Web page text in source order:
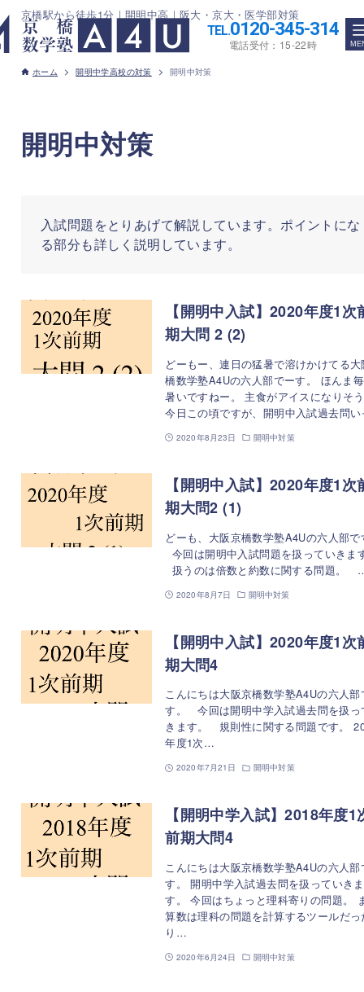
京橋駅から徒歩1分｜開明中高｜阪大・京大・医学部対策
TEL.0120-345-314
電話受付：15-22時
ホーム 開明中学高校の対策 開明中対策
開明中対策
入試問題をとりあげて解説しています。ポイントにな
る部分も詳しく説明しています。
【開明中入試】2020年度1次
期大問 2 (2)
どーもー、連日の猛暑で溶けかけてる
橋数学塾A4Uの六人部でーす。 ほんま
暑いですねー。 主食がアイスになりそ
今日この頃ですが、開明中入試過去問
2020年8月23日 開明中対策
【開明中入試】2020年度1次
期大問2 (1)
どーも、大阪京橋数学塾A4Uの六人部で
今回は開明中入試問題を扱っていきま
扱うのは倍数と約数に関する問題。
2020年8月7日 開明中対策
【開明中入試】2020年度1次
期大問4
こんにちは大阪京橋数学塾A4Uの六人部
す。 今回は開明中学入試過去問を扱っ
きます。 規則性に関する問題です。
年度1次…
2020年7月21日 開明中対策
【開明中学入試】2018年度1
前期大問4
こんにちは大阪京橋数学塾A4Uの六人部
す。 開明中学入試過去問を扱っていきま
す。 今回はちょっと理科寄りの問題。
算数は理科の問題を計算するツールだっ
り…
2020年6月24日 開明中対策